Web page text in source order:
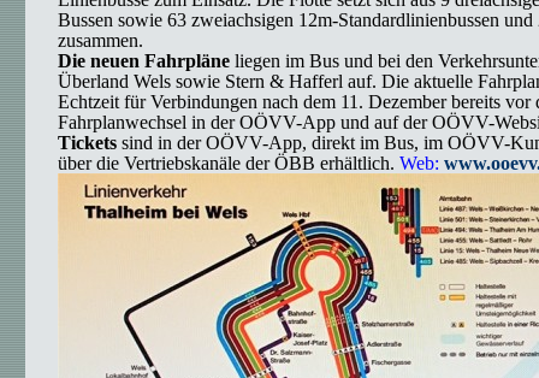
Bussen sowie 63 zweiachsigen 12m-Standardlinienbussen
zusammen.
Die neuen Fahrpläne liegen im Bus und bei den
Überland Wels sowie Stern & Hafferl auf. Die aktuelle
Echtzeit für Verbindungen nach dem 11. Dezemberbereits vor
Fahrplanwechsel in der OÖVV-App und auf der OÖVV-
Tickets sind in der OÖVV-App, direkt im Bus, im OÖVV-
über die Vertriebskanäle der ÖBB erhältlich. Web: